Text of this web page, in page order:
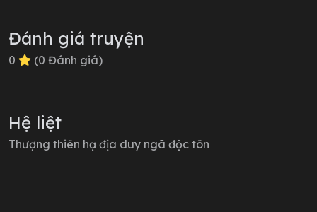
Nửa đêm ngủ cũng phải bật dậy tự t/át mình một cái.
Đắc tội với tôi, coi như các người đắc tội với bông gòn
Đánh giá truyện
0 (0 Đánh giá)
Hệ liệt
Thượng thiên hạ địa duy ngã độc tôn